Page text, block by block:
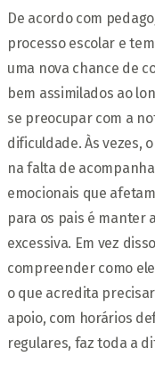
De acordo com
processo escolar e
uma nova chance de
bem assimilados ao
se preocupar com a
dificuldade. Às vezes,
na falta de
emocionais que
para os pais é manter
excessiva. Em vez
compreender como
o que acredita
apoio, com horários
regulares, faz toda a